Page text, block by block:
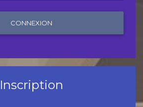
CONNEXION
Inscription